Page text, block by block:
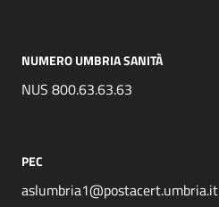
NUMERO UMBRIA SANITÀ
NUS 800.63.63.63
PEC
aslumbria1@postacert.umbria.it